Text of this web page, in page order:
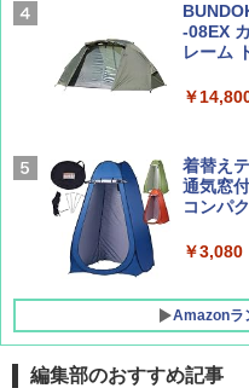
集】ボ
￥1,760
A26 地
ァキア
ーティ
簡単設
ュ(BC
￥9,990
[キャン
広げる
イド ブ
ATCW-
-08EX
レーム
￥
着替え
通気窓
コンパ
￥3,080
Amazonラ
編集部のおすすめ記事